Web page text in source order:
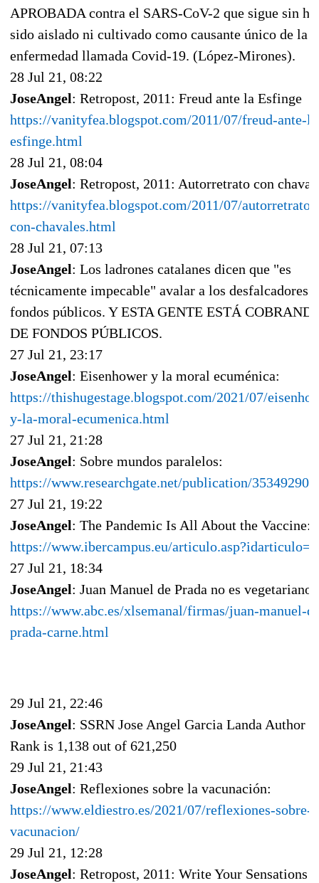
APROBADA contra el SARS-CoV-2 que sigue sin
sido aislado ni cultivado como causante único de la
enfermedad llamada Covid-19. (López-Mirones).
28 Jul 21, 08:22
JoseAngel: Retropost, 2011: Freud ante la Esfinge
https://vanityfea.blogspot.com/2011/07/freud-ante-
esfinge.html
28 Jul 21, 08:04
JoseAngel: Retropost, 2011: Autorretrato con
https://vanityfea.blogspot.com/2011/07/autorretrato-
con-chavales.html
28 Jul 21, 07:13
JoseAngel: Los ladrones catalanes dicen que "es
técnicamente impecable" avalar a los desfalcadores
fondos públicos. Y ESTA GENTE ESTÁ
DE FONDOS PÚBLICOS.
27 Jul 21, 23:17
JoseAngel: Eisenhower y la moral ecuménica:
https://thishugestage.blogspot.com/2021/07/
y-la-moral-ecumenica.html
27 Jul 21, 21:28
JoseAngel: Sobre mundos paralelos:
https://www.researchgate.net/publication/353492904
27 Jul 21, 19:22
JoseAngel: The Pandemic Is All About the Vaccine:
https://www.ibercampus.eu/
27 Jul 21, 18:34
JoseAngel: Juan Manuel de Prada no es vegetariano:
https://www.abc.es/xlsemanal/firmas/juan-manuel-
prada-carne.html
29 Jul 21, 22:46
JoseAngel: SSRN Jose Angel Garcia Landa Author
Rank is 1,138 out of 621,250
29 Jul 21, 21:43
JoseAngel: Reflexiones sobre la vacunación:
https://www.eldiestro.es/2021/07/reflexiones-sobre-
vacunacion/
29 Jul 21, 12:28
JoseAngel: Retropost, 2011: Write Your Sensations